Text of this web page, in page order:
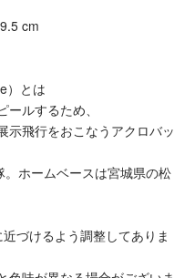
cm
）とは
ルするため、
示飛行をおこなうアクロバッ
ホームベースは宮城県の松
づけるよう調整してありま